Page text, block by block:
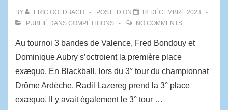
BY ERIC GOLDBACH POSTED ON
18 DÉCEMBRE 2023
PUBLIÉ DANS COMPÉTITIONS NO COMMENTS
Au tournoi 3 bandes de Valence, Fred Bondouy et
Dominique Aubry s’octroient la première place
exæquo. En Blackball, lors du 3° tour du championnat
Drôme Ardèche, Radil Lazereg prend la 3° place
exæquo. Il y avait également le 3° tour …